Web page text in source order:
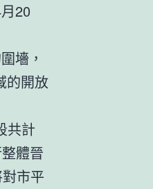
20
墻，
的開放
共計
體晉
市平